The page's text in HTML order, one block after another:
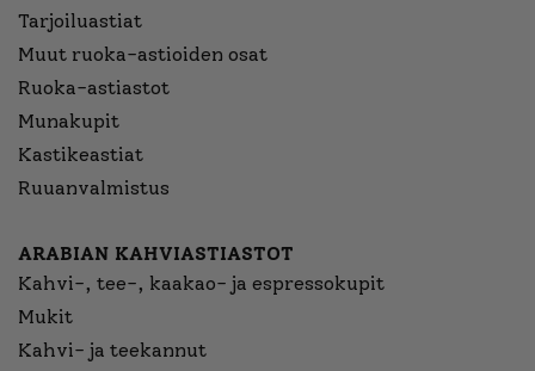
Tarjoiluastiat
Muut ruoka-astioiden osat
Ruoka-astiastot
Munakupit
Kastikeastiat
Ruuanvalmistus
ARABIAN KAHVIASTIASTOT
Kahvi-, tee-, kaakao- ja espressokupit
Mukit
Kahvi- ja teekannut